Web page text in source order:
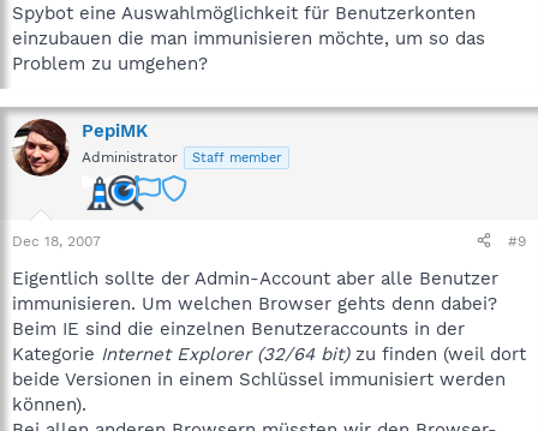
Spybot eine Auswahlmöglichkeit für Benutzerkonten
einzubauen die man immunisieren möchte, um so das
Problem zu umgehen?
PepiMK
Administrator Staff member
Dec 18, 2007 #9
Eigentlich sollte der Admin-Account aber alle Benutzer
immunisieren. Um welchen Browser gehts denn dabei?
Beim IE sind die einzelnen Benutzeraccounts in der
Kategorie Internet Explorer (32/64 bit)zu finden (weil dort
beide Versionen in einem Schlüssel immunisiert werden
können).